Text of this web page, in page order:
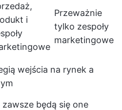
i
Przeważnie
tylko zespoły
marketingowe
wejścia na rynek a
będą się one